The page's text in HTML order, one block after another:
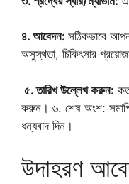
৪. আবেদন: সঠিকভাবে
অসুস্থতা, চিকিৎসার
৫. তারিখ উল্লেখ করুন:
করুন। ৬. শেষ অংশ:
ধন্যবাদ দিন।
উদাহরণ